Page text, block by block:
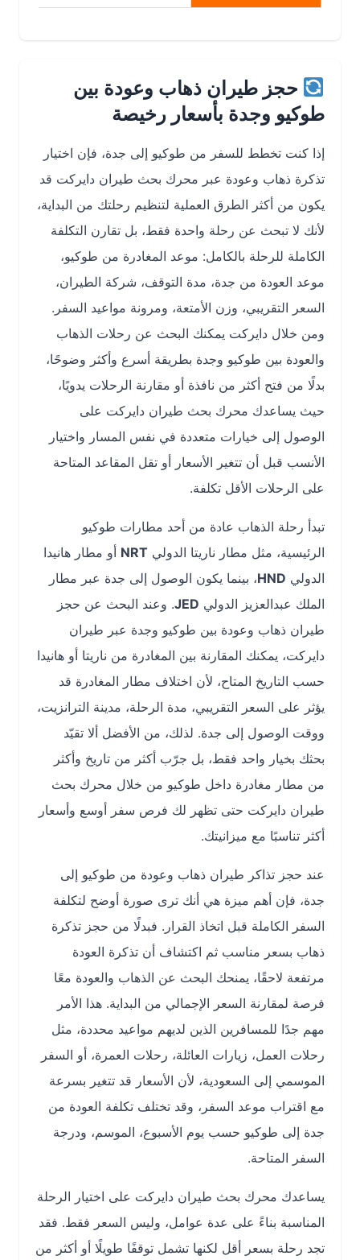
حجز طيران ذهاب وعودة بين
طوكيو وجدة بأسعار رخيصة
إذا كنت تخطط للسفر من طوكيو إلى جدة، فإن اختيار
تذكرة ذهاب وعودة عبر محرك بحث طيران دايركت قد
يكون من أكثر الطرق العملية لتنظيم رحلتك من البداية،
لأنك لا تبحث عن رحلة واحدة فقط، بل تقارن التكلفة
الكاملة للرحلة بالكامل: موعد المغادرة من طوكيو،
موعد العودة من جدة، مدة التوقف، شركة الطيران،
السعر التقريبي، وزن الأمتعة، ومرونة مواعيد السفر.
ومن خلال دايركت يمكنك البحث عن رحلات الذهاب
والعودة بين طوكيو وجدة بطريقة أسرع وأكثر وضوحًا،
بدلًا من فتح أكثر من نافذة أو مقارنة الرحلات يدويًا،
حيث يساعدك محرك بحث طيران دايركت على
الوصول إلى خيارات متعددة في نفس المسار واختيار
الأنسب قبل أن تتغير الأسعار أو تقل المقاعد المتاحة
على الرحلات الأقل تكلفة.
تبدأ رحلة الذهاب عادة من أحد مطارات طوكيو
الرئيسية، مثل مطار ناريتا الدوليNRT أو مطار هانيدا
الدوليHND ، بينما يكون الوصول إلى جدة عبر مطار
الملك عبدالعزيز الدوليJED . وعند البحث عن حجز
طيران ذهاب وعودة بين طوكيو وجدة عبر طيران
دايركت، يمكنك المقارنة بين المغادرة من ناريتا أو هانيدا
حسب التاريخ المتاح، لأن اختلاف مطار المغادرة قد
يؤثر على السعر التقريبي، مدة الرحلة، مدينة الترانزيت،
ووقت الوصول إلى جدة. لذلك، من الأفضل ألا تقيّد
بحثك بخيار واحد فقط، بل جرّب أكثر من تاريخ وأكثر
من مطار مغادرة داخل طوكيو من خلال محرك بحث
طيران دايركت حتى تظهر لك فرص سفر أوسع وأسعار
أكثر تناسبًا مع ميزانيتك.
عند حجز تذاكر طيران ذهاب وعودة من طوكيو إلى
جدة، فإن أهم ميزة هي أنك ترى صورة أوضح لتكلفة
السفر الكاملة قبل اتخاذ القرار. فبدلًا من حجز تذكرة
ذهاب بسعر مناسب ثم اكتشاف أن تذكرة العودة
مرتفعة لاحقًا، يمنحك البحث عن الذهاب والعودة معًا
فرصة لمقارنة السعر الإجمالي من البداية. هذا الأمر
مهم جدًا للمسافرين الذين لديهم مواعيد محددة، مثل
رحلات العمل، زيارات العائلة، رحلات العمرة، أو السفر
الموسمي إلى السعودية، لأن الأسعار قد تتغير بسرعة
مع اقتراب موعد السفر، وقد تختلف تكلفة العودة من
جدة إلى طوكيو حسب يوم الأسبوع، الموسم، ودرجة
السفر المتاحة.
يساعدك محرك بحث طيران دايركت على اختيار الرحلة
المناسبة بناءً على عدة عوامل، وليس السعر فقط. فقد
تجد رحلة بسعر أقل لكنها تشمل توقفًا طويلًا أو أكثر من